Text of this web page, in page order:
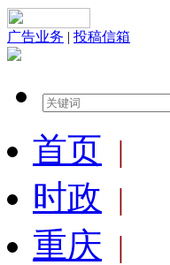
广告业务 | 投稿信箱
首页 |
时政 |
重庆 |